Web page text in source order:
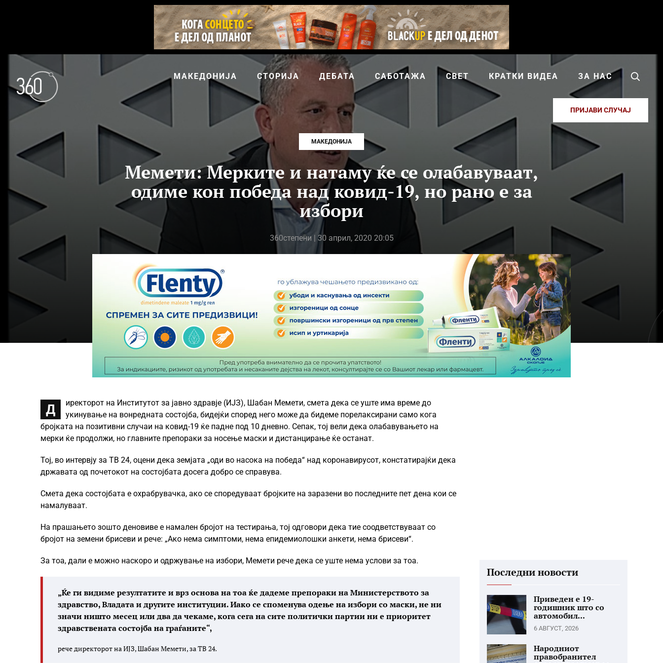
МАКЕДОНИЈА СТОРИЈА ДЕБАТА САБОТАЖА СВЕТ КРАТКИ ВИДЕА ЗА НАС
ПРИЈАВИ СЛУЧАЈ
МАКЕДОНИЈА
Мемети: Мерките и натаму ќе се олабавуваат,
одиме кон победа над ковид-19, но рано е за
избори
360степени | 30 април, 2020 20:05
Д
иректорот на Институтот за јавно здравје (ИЈЗ), Шабан Мемети, смета дека се уште има време до
укинување на вонредната состојба, бидејќи според него може да бидеме порелаксирани само кога
бројката на позитивни случаи на ковид-19 ќе падне под 10 дневно. Сепак, тој вели дека олабавувањето на
мерки ќе продолжи, но главните препораки за носење маски и дистанцирање ќе останат.
Тој, во интервју за ТВ 24, оцени дека земјата „оди во насока на победа“ над коронавирусот, констатирајќи дека
државата од почетокот на состојбата досега добро се справува.
Смета дека состојбата е охрабрувачка, ако се споредуваат бројките на заразени во последните пет дена кои се
намалуваат.
На прашањето зошто деновиве е намален бројот на тестирања, тој одговори дека тие соодветствуваат со
бројот на земени брисеви и рече: „Ако нема симптоми, нема епидемиолошки анкети, нема брисеви“.
За тоа, дали е можно наскоро и одржување на избори, Мемети рече дека се уште нема услови за тоа.
„Ќе ги видиме резултатите и врз основа на тоа ќе дадеме препораки на Министерството за
здравство, Владата и другите институции. Иако се споменува одење на избори со маски, не ни
значи ништо месец или два да чекаме, кога сега на сите политички партии ни е приоритет
здравствената состојба на граѓаните“,
рече директорот на ИЈЗ, Шабан Мемети, за ТВ 24.
Последни новости
Приведен е 19-
годишник што со
автомобил...
6 АВГУСТ, 2026
Народниот
правобранител